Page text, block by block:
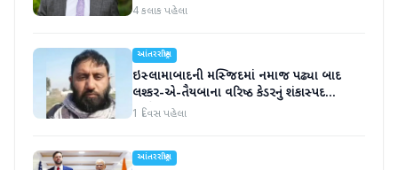
4 કલાક પહેલા
આંતરરાષ્ટ્રીય
ઇસ્લામાબાદની મસ્જિદમાં નમાજ પઢ્યા બાદ
લશ્કર-એ-તૈયબાના વરિષ્ઠ કેડરનું શંકાસ્પદ
સંજોગોમાં મોત
1 દિવસ પહેલા
આંતરરાષ્ટ્રીય